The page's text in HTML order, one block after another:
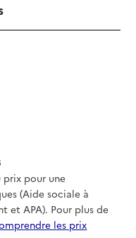
prix pour une
(Aide sociale à
et APA). Pour plus de
les prix